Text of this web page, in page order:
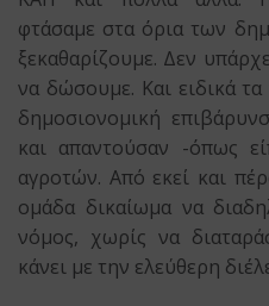
φτάσαμε στα όρια των
ξεκαθαρίζουμε. Δεν
να δώσουμε. Και ειδικά τα
δημοσιονομική
και απαντούσαν -όπως
αγροτών. Από εκεί και
ομάδα δικαίωμα να
νόμος, χωρίς να
κάνει με την ελεύθερη